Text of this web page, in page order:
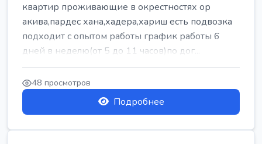
квартир проживающие в окрестностях ор
акива,пардес хана,хадера,хариш есть подвозка
подходит с опытом работы график работы 6
дней в неделю(от 5 до 11 часов)по дог...
48 просмотров
Подробнее